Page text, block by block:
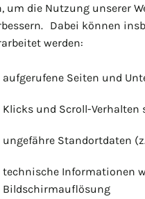
um die Nutzung unserer
Dabei können
werden:
aufgerufene Seiten und
Klicks und Scroll-Verhalten
ungefähre Standortdaten
technische Informationen
Bildschirmauflösung